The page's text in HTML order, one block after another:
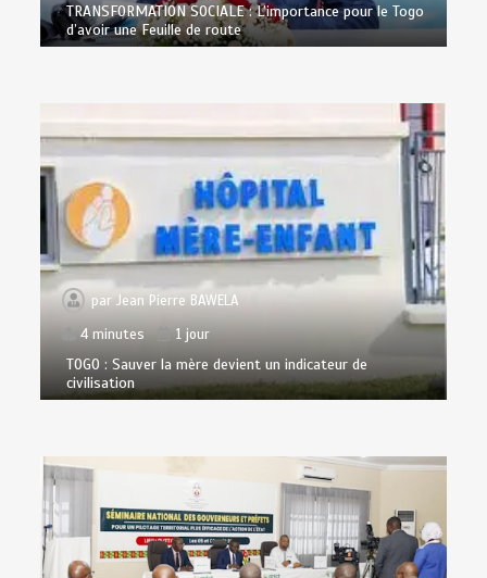
TRANSFORMATION SOCIALE : L’importance pour le Togo
d’avoir une Feuille de route
parJean Pierre BAWELA
4 minutes
1 jour
TOGO : Sauver la mère devient un indicateur de
civilisation